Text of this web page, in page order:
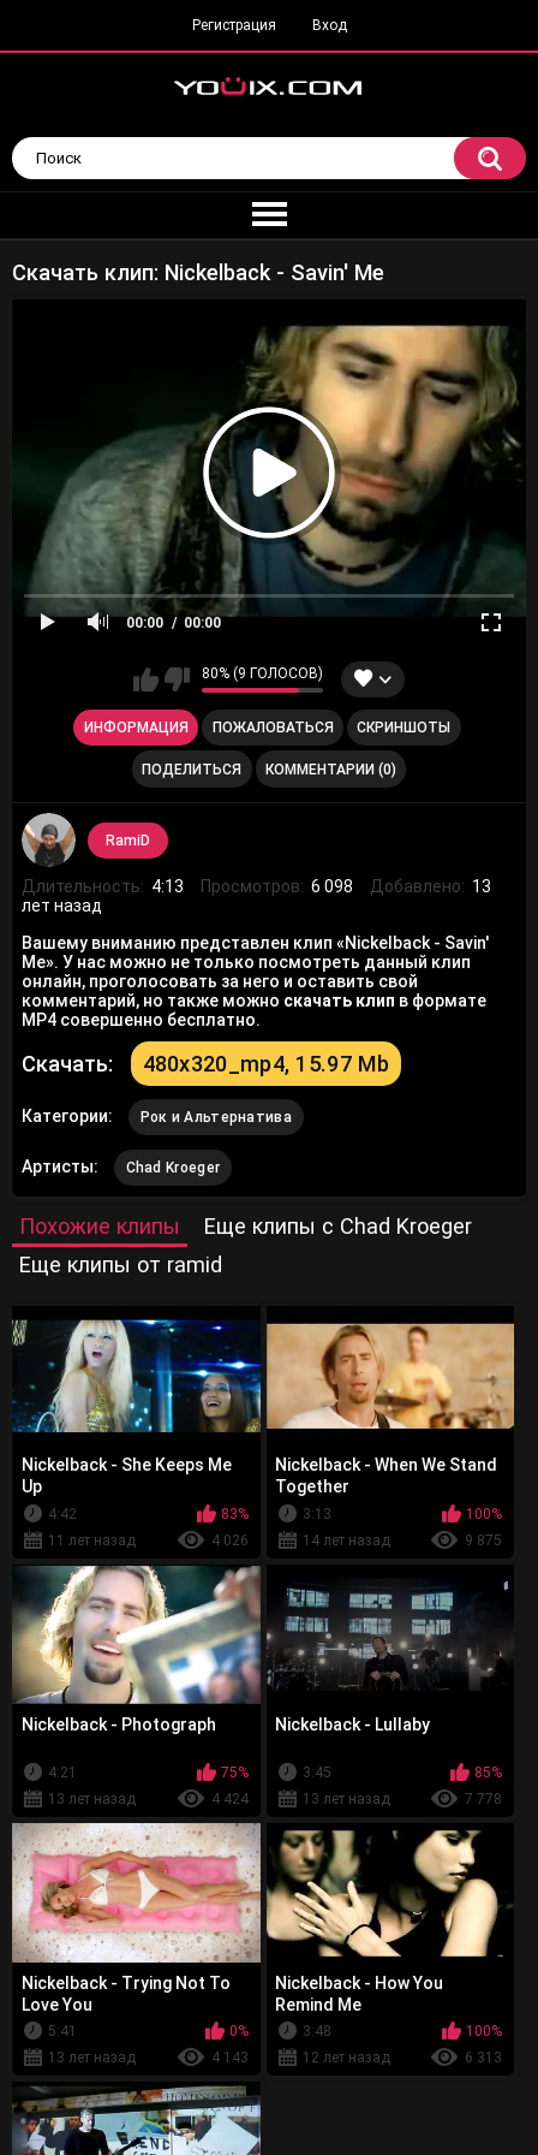
Регистрация Вход
Скачать клип: Nickelback - Savin' Me
00:00 00:00
80% (9 ГОЛОСОВ)
ИНФОРМАЦИЯ ПОЖАЛОВАТЬСЯ СКРИНШОТЫ
ПОДЕЛИТЬСЯ КОММЕНТАРИИ (0)
RamiD
Длительность: 4:13 Просмотров: 6 098 Добавлено: 13
лет назад
Вашему вниманию представлен клип «Nickelback - Savin'
Me». У нас можно не только посмотреть данный клип
онлайн, проголосовать за него и оставить свой
комментарий, но также можно скачать клип в формате
MP4 совершенно бесплатно.
Скачать: 480x320_mp4, 15.97 Mb
Категории: Рок и Альтернатива
Артисты: Chad Kroeger
Похожие клипы
Еще клипы с Chad Kroeger
Еще клипы от ramid
Nickelback - She Keeps Me
Up
4:42
83%
11 лет назад
4 026
Nickelback - When We Stand
Together
3:13
100%
14 лет назад
9 875
Nickelback - Photograph
4:21
75%
13 лет назад
4 424
Nickelback - Lullaby
3:45
85%
13 лет назад
7 778
Nickelback - Trying Not To
Love You
5:41
0%
13 лет назад
4 143
Nickelback - How You
Remind Me
3:48
100%
12 лет назад
6 313